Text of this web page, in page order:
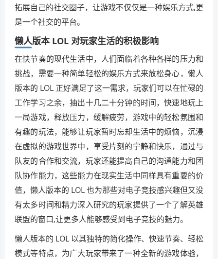
拓展自己的社交圈子，让游戏不仅仅是一种娱乐方式,更
是一个社交的平台。
懒人版本 LOL 对玩家生活的积极影响
在快节奏的现代生活中，人们面临着各种各样的压力和
挑战，需要一种简单轻松的娱乐方式来放松身心，懒人
版本的 LOL 正好满足了这一需求，玩家们可以在忙碌的
工作学习之余，抽出十几二十分钟的时间，快速地玩上
一局游戏，释放压力，缓解疲劳，游戏中的轻松氛围和
有趣的玩法，能够让玩家暂时忘却生活中的烦恼，沉浸
在虚拟的游戏世界中，享受片刻的宁静和快乐，通过与
队友的合作和交流，玩家还能提高自己的沟通能力和团
队协作能力，这些能力在现实生活中同样具有重要的价
值，懒人版本的 LOL 也为那些对电子竞技感兴趣但又没
有太多时间和精力深入研究的玩家提供了一个了解英雄
联盟的窗口,让更多人能够感受到电子竞技的魅力。
懒人版本的 LOL 以其独特的简化操作、快速节奏、轻松
模式等特点，为广大玩家带来了一种全新的游戏体验，